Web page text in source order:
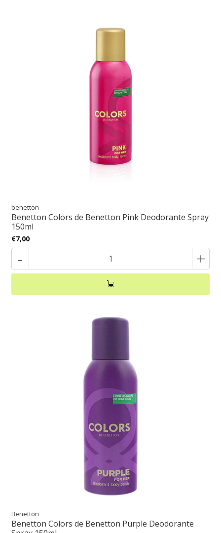
benetton
Benetton Colors de Benetton Pink Deodorante Spray
150ml
€7,00
- +
Benetton
Benetton Colors de Benetton Purple Deodorante